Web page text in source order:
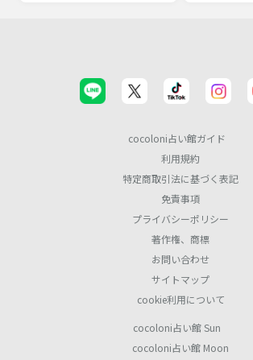
cocoloni占い館ガイド
利用規約
特定商取引法に基づく表記
免責事項
プライバシーポリシー
著作権、商標
お問い合わせ
サイトマップ
cookie利用について
cocoloni占い館 Sun
cocoloni占い館 Moon